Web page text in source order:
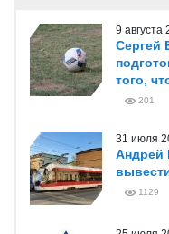
9 августа
Сергей
того,
201
31 июля
Андрей
1129